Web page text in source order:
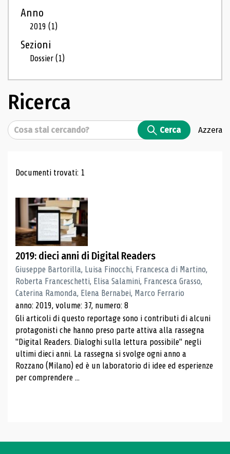
Anno
2019(1)
Sezioni
Dossier(1)
Ricerca
Cerca Cerca Azzera
Risultati di ricerca
Documenti trovati: 1
2019: dieci anni di Digital Readers
Giuseppe Bartorilla, Luisa Finocchi, Francesca di Martino,
Roberta Franceschetti, Elisa Salamini, Francesca Grasso,
Caterina Ramonda, Elena Bernabei, Marco Ferrario
anno: 2019, volume: 37, numero: 8
Gli articoli di questo reportage sono i contributi di alcuni
protagonisti che hanno preso parte attiva alla rassegna
"Digital Readers. Dialoghi sulla lettura possibile" negli
ultimi dieci anni. La rassegna si svolge ogni anno a
Rozzano (Milano) ed è un laboratorio di idee ed esperienze
per comprendere ...